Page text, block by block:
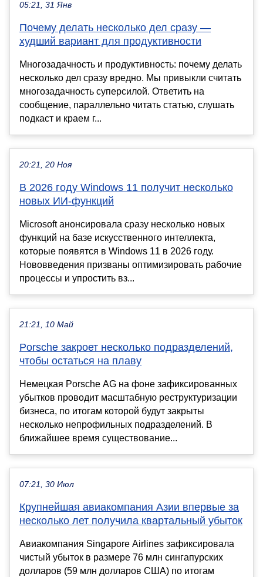
05:21, 31 Янв
Почему делать несколько дел сразу —
худший вариант для продуктивности
Многозадачность и продуктивность: почему делать
несколько дел сразу вредно. Мы привыкли считать
многозадачность суперсилой. Ответить на
сообщение, параллельно читать статью, слушать
подкаст и краем г...
20:21, 20 Ноя
В 2026 году Windows 11 получит несколько
новых ИИ-функций
Microsoft анонсировала сразу несколько новых
функций на базе искусственного интеллекта,
которые появятся в Windows 11 в 2026 году.
Нововведения призваны оптимизировать рабочие
процессы и упростить вз...
21:21, 10 Май
Porsche закроет несколько подразделений,
чтобы остаться на плаву
Немецкая Porsche AG на фоне зафиксированных
убытков проводит масштабную реструктуризации
бизнеса, по итогам которой будут закрыты
несколько непрофильных подразделений. В
ближайшее время существование...
07:21, 30 Июл
Крупнейшая авиакомпания Азии впервые за
несколько лет получила квартальный убыток
Авиакомпания Singapore Airlines зафиксировала
чистый убыток в размере 76 млн сингапурских
долларов (59 млн долларов США) по итогам